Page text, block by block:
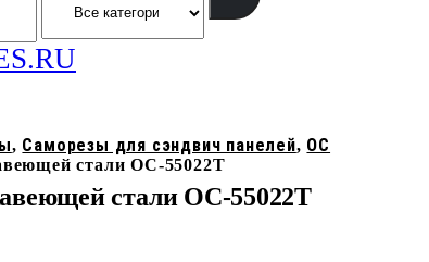
, Саморезы для сэндвич панелей, OC
стали OC-55022T
стали OC-55022T